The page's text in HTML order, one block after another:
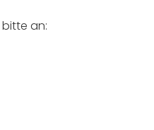
bitte an: